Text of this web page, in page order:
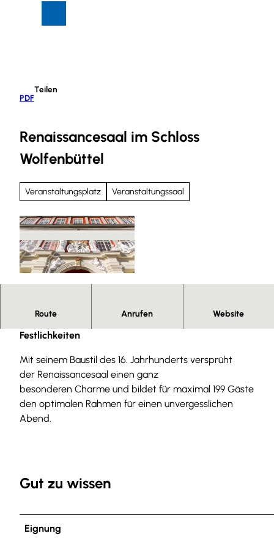
PDF
Teilen
Renaissancesaal im Schloss
Wolfenbüttel
Veranstaltungsplatz Veranstaltungssaal
Route Anrufen Website
Eine außergewöhnliche Location für besondere
Festlichkeiten
Mit seinem Baustil des 16. Jahrhunderts versprüht
der Renaissancesaal einen ganz
besonderen Charme und bildet für maximal 199 Gäste
den optimalen Rahmen für einen unvergesslichen
Abend.
Gut zu wissen
Eignung